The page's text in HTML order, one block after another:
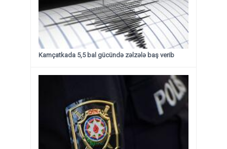
Kamçatkada 5,5 bal gücündə zəlzələ baş verib